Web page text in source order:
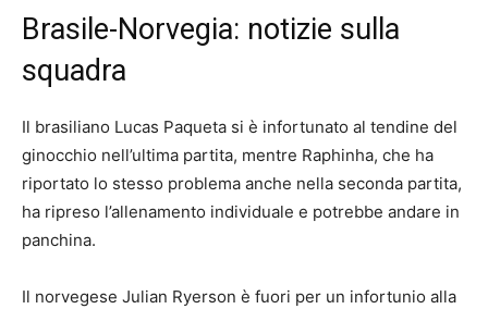
Brasile-Norvegia: notizie sulla
squadra
Il brasiliano Lucas Paqueta si è infortunato al tendine del
ginocchio nell’ultima partita, mentre Raphinha, che ha
riportato lo stesso problema anche nella seconda partita,
ha ripreso l’allenamento individuale e potrebbe andare in
panchina.
Il norvegese Julian Ryerson è fuori per un infortunio alla